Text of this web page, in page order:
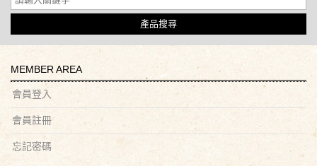
產品搜尋
MEMBER AREA
會員登入
會員註冊
忘記密碼